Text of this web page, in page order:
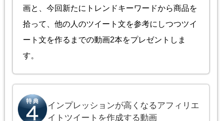
画と、今回新たにトレンドキーワードから商品を
拾って、他の人のツイート文を参考にしつつツイ
ート文を作るまでの動画2本をプレゼントしま
す。
インプレッションが高くなるアフィリエ
イトツイートを作成する動画